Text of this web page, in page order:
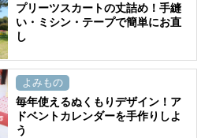
プリーツスカートの丈詰め！手縫
い・ミシン・テープで簡単にお直
し
よみもの
毎年使えるぬくもりデザイン！ア
ドベントカレンダーを手作りしよ
う